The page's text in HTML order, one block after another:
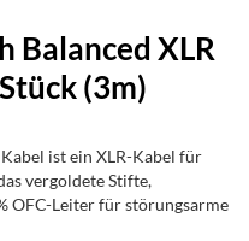
Balanced XLR
(3m)
ist ein XLR-Kabel für
vergoldete Stifte,
OFC-Leiter für störungsarme